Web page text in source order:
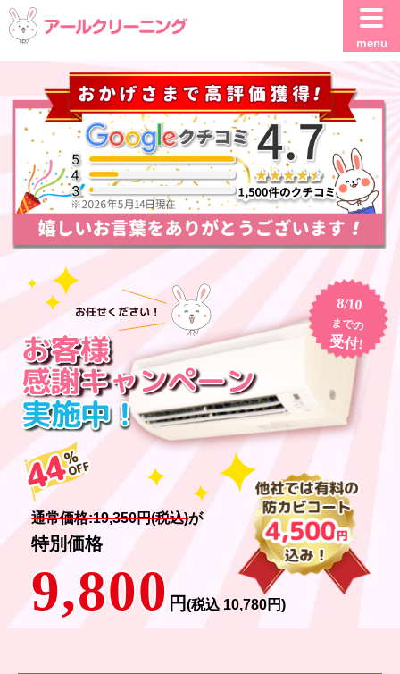
menu
8/10
までの
受付!
通常価格:19,350円(税込)が
特別価格
9,800 円(税込 10,780円)